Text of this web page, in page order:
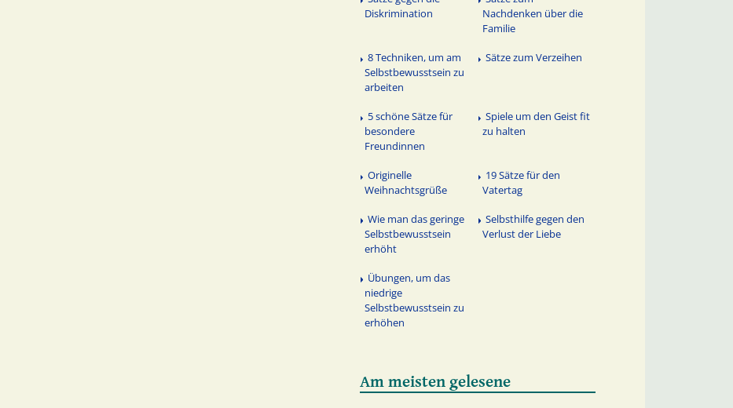
Diskrimination
Nachdenken über die
Familie
8 Techniken, um am
Selbstbewusstsein zu
arbeiten
Sätze zum Verzeihen
5 schöne Sätze für
besondere
Freundinnen
Spiele um den Geist fit
zu halten
Originelle
Weihnachtsgrüße
19 Sätze für den
Vatertag
Wie man das geringe
Selbstbewusstsein
erhöht
Selbsthilfe gegen den
Verlust der Liebe
Übungen, um das
niedrige
Selbstbewusstsein zu
erhöhen
Am meisten gelesene